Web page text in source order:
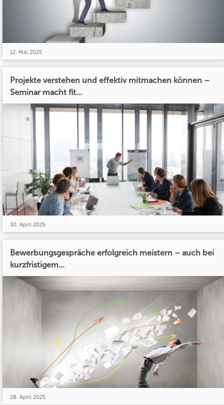
12. Mai 2025
Projekte verstehen und effektiv mitmachen können –
Seminar macht fit...
30. April 2025
Bewerbungsgespräche erfolgreich meistern – auch bei
kurzfristigem...
28. April 2025